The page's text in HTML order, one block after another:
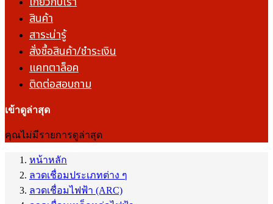
สินค้า
สาระน่ารู้
สั่งซื้อสินค้า/ชำระเงิน
แคทตาล็อค
ติดต่อสอบถาม
เข้าดูล่าสุด
คุณไม่มีรายการดูล่าสุด
หน้าหลัก
ลวดเชื่อมประเภทต่าง ๆ
ลวดเชื่อมไฟฟ้า (ARC)